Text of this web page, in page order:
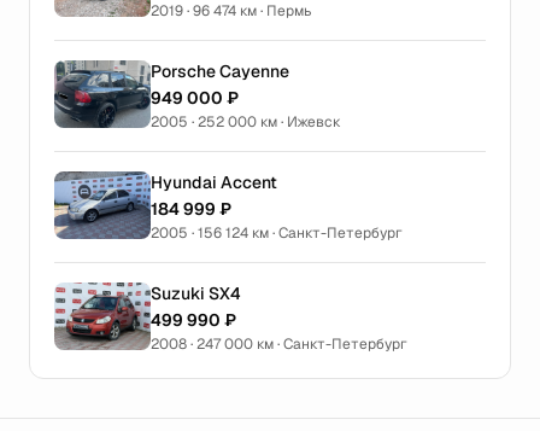
2019 · 96 474 км · Пермь
Porsche Cayenne
949 000 ₽
2005 · 252 000 км · Ижевск
Hyundai Accent
184 999 ₽
2005 · 156 124 км · Санкт-Петербург
Suzuki SX4
499 990 ₽
2008 · 247 000 км · Санкт-Петербург